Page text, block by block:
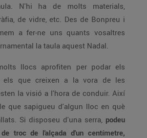
N'hi ha de molts materials,
de vidre, etc. Des de Bonpreu i
a fer-ne uns quants vosaltres
la taula aquest Nadal.
llocs aprofiten per podar els
els que creixen a la vora de les
la visió a l'hora de conduir. Així
que sapigueu d'algun lloc en què
Si disposeu d'una serra, podeu
troc de l'alçada d'un centímetre,